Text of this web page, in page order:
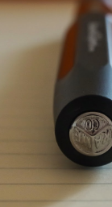
»
German Design
méritée
a trouvé, nous
selon Leuchttrum